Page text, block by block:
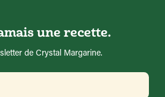
une recette.
de Crystal Margarine.